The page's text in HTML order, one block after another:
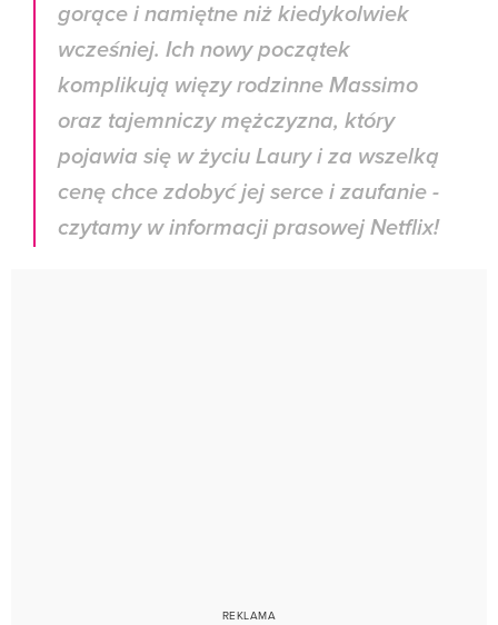
gorące i namiętne niż kiedykolwiek
wcześniej. Ich nowy początek
komplikują więzy rodzinne Massimo
oraz tajemniczy mężczyzna, który
pojawia się w życiu Laury i za wszelką
cenę chce zdobyć jej serce i zaufanie -
czytamy w informacji prasowej Netflix!